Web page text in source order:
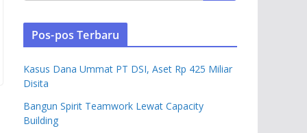
Pos-pos Terbaru
Kasus Dana Ummat PT DSI, Aset Rp 425 Miliar
Disita
Bangun Spirit Teamwork Lewat Capacity
Building